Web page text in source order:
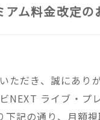
ム料金改定の
だき、誠にあり
NEXT ライブ・
記の通り、月額